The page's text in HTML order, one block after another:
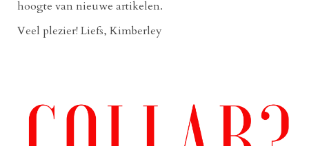
hoogte van nieuwe artikelen.
Veel plezier! Liefs, Kimberley